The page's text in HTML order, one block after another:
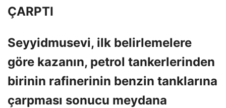
ÇARPTI
Seyyidmusevi, ilk belirlemelere
göre kazanın, petrol tankerlerinden
birinin rafinerinin benzin tanklarına
çarpması sonucu meydana